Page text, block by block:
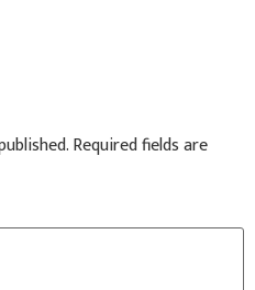
Required fields are